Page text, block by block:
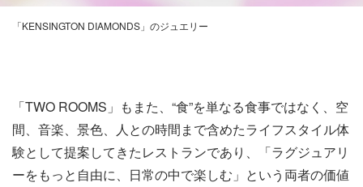
「KENSINGTON DIAMONDS」のジュエリー
「TWO ROOMS」もまた、“食”を単なる食事ではなく、空
間、音楽、景色、人との時間まで含めたライフスタイル体
験として提案してきたレストランであり、「ラグジュアリ
ーをもっと自由に、日常の中で楽しむ」という両者の価値